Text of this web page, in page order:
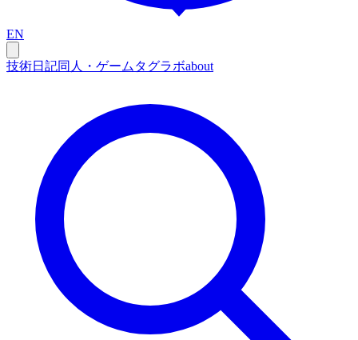
EN
技術日記同人・ゲーム タグラボabout